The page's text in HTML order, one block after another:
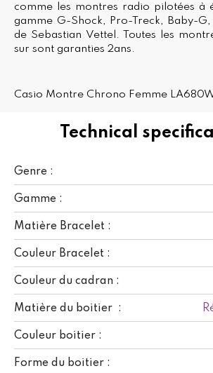
Technical
Genre :
Gamme :
Matière Bracelet :
Couleur Bracelet :
Couleur du cadran :
Matière du boitier :
Couleur boitier :
Forme du boitier :
comme les montres radio pilotées à
gamme G-Shock, Pro-Treck, Baby-
de Sebastian Vettel. Toutes les
sur sont garanties 2ans.
Casio Montre Chrono Femme